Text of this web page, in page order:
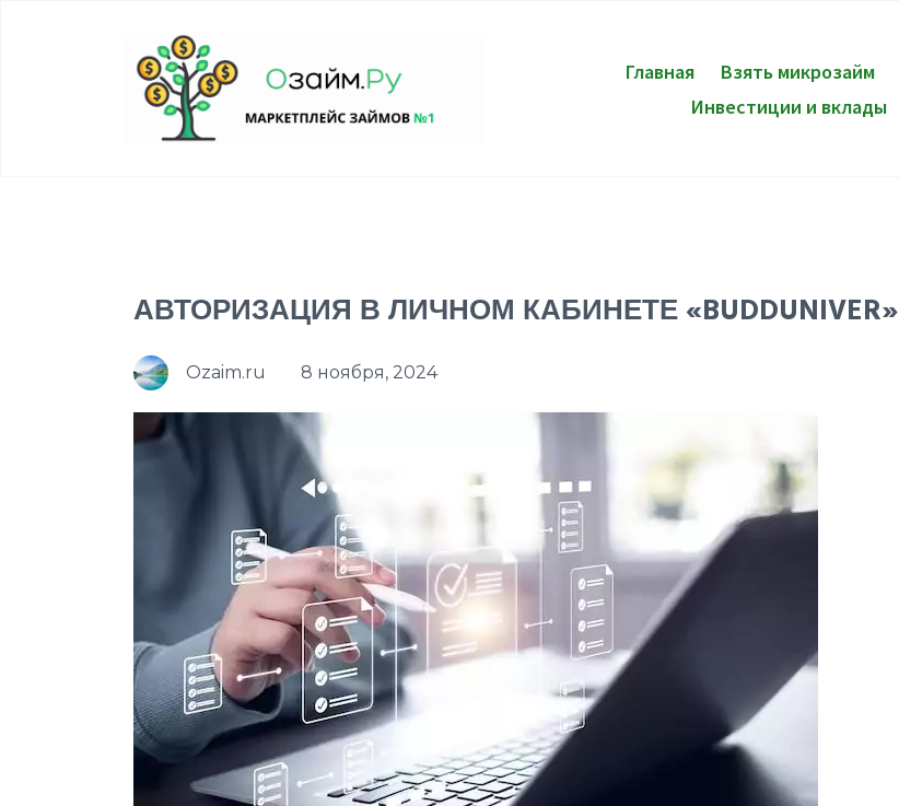
Главная Взять микрозайм
Инвестиции и вклады
АВТОРИЗАЦИЯ В ЛИЧНОМ КАБИНЕТЕ «BUDDUNIVER»
Ozaim.ru 8 ноября, 2024